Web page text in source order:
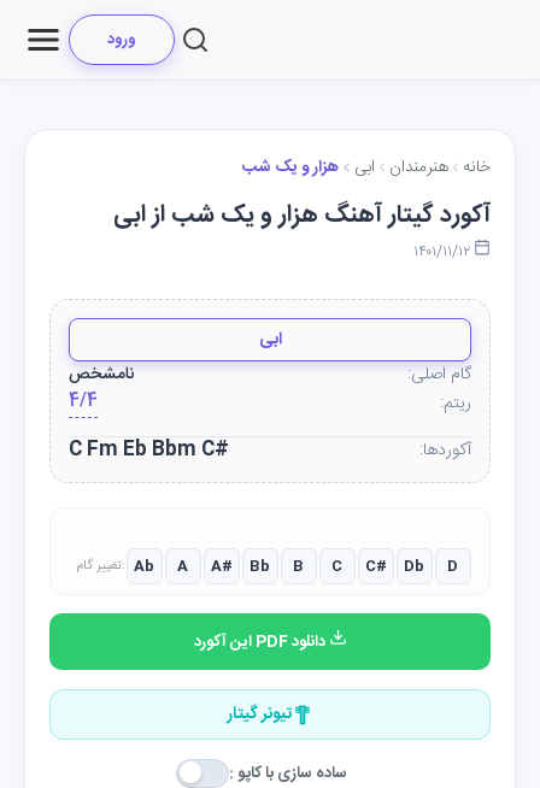
ورود
خانه هنرمندان ابی هزار و یک شب
آکورد گیتار آهنگ هزار و یک شب از ابی
ابی
گام اصلی:
نامشخص
ریتم:
4/4
آکوردها:
C Fm Eb Bbm C#
تغییر گام: Ab A A# Bb B C C# Db D
دانلود PDF این آکورد
تیونر گیتار
ساده سازی با کاپو :